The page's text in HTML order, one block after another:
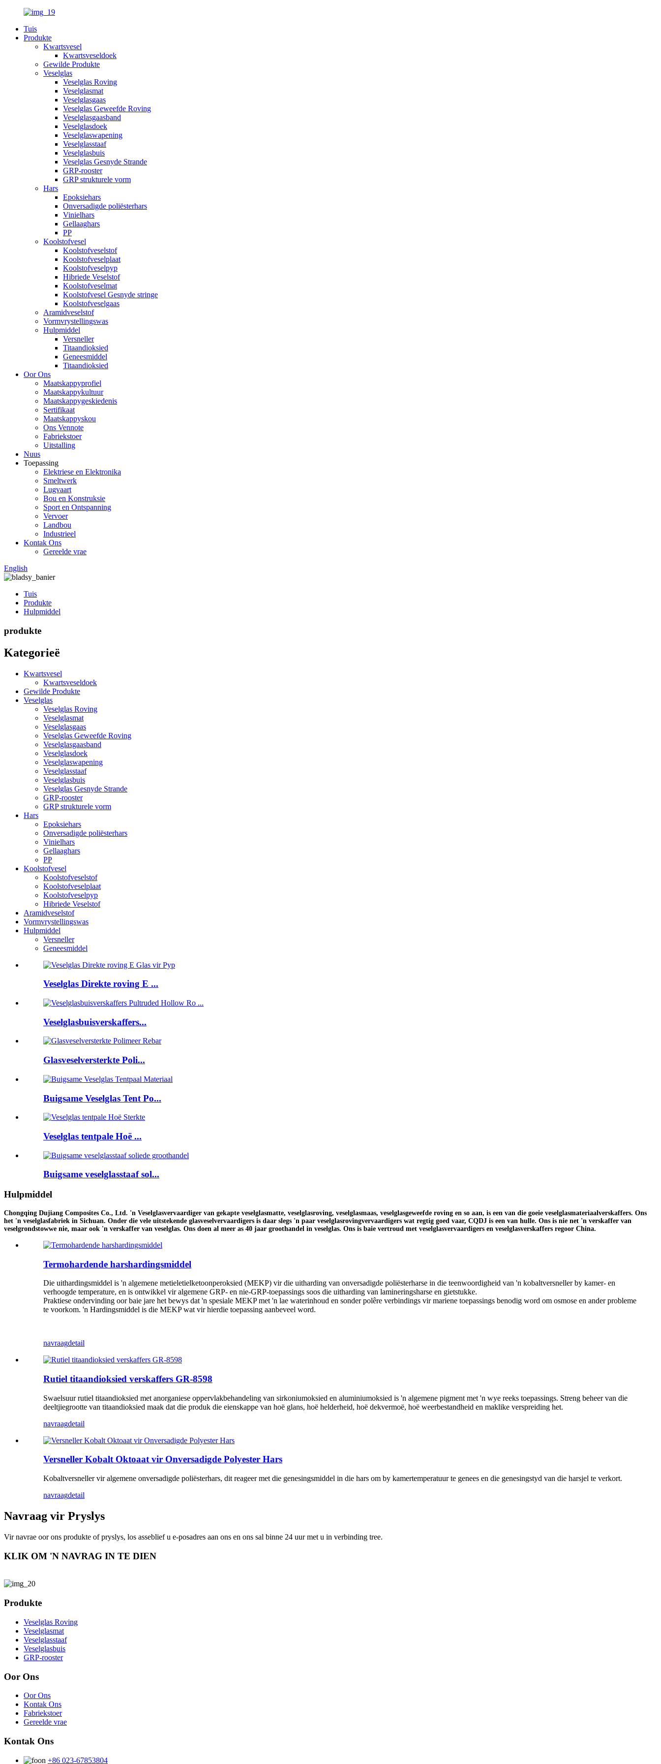
Tuis
Produkte
Kwartsvesel
Kwartsveseldoek
Gewilde Produkte
Veselglas
Veselglas Roving
Veselglasmat
Veselglasgaas
Veselglas Geweefde Roving
Veselglasgaasband
Veselglasdoek
Veselglaswapening
Veselglasstaaf
Veselglasbuis
Veselglas Gesnyde Strande
GRP-rooster
GRP strukturele vorm
Hars
Epoksiehars
Onversadigde poliësterhars
Vinielhars
Gellaaghars
PP
Koolstofvesel
Koolstofveselstof
Koolstofveselplaat
Koolstofveselpyp
Hibriede Veselstof
Koolstofveselmat
Koolstofvesel Gesnyde stringe
Koolstofveselgaas
Aramidveselstof
Vormvrystellingswas
Hulpmiddel
Versneller
Titaandioksied
Geneesmiddel
Titaandioksied
Oor Ons
Maatskappyprofiel
Maatskappykultuur
Maatskappygeskiedenis
Sertifikaat
Maatskappyskou
Ons Vennote
Fabriekstoer
Uitstalling
Nuus
Toepassing
Elektriese en Elektronika
Smeltwerk
Lugvaart
Bou en Konstruksie
Sport en Ontspanning
Vervoer
Landbou
Industrieel
Kontak Ons
Gereelde vrae
English
Tuis
Produkte
Hulpmiddel
produkte
Kategorieë
Kwartsvesel
Kwartsveseldoek
Gewilde Produkte
Veselglas
Veselglas Roving
Veselglasmat
Veselglasgaas
Veselglas Geweefde Roving
Veselglasgaasband
Veselglasdoek
Veselglaswapening
Veselglasstaaf
Veselglasbuis
Veselglas Gesnyde Strande
GRP-rooster
GRP strukturele vorm
Hars
Epoksiehars
Onversadigde poliësterhars
Vinielhars
Gellaaghars
PP
Koolstofvesel
Koolstofveselstof
Koolstofveselplaat
Koolstofveselpyp
Hibriede Veselstof
Aramidveselstof
Vormvrystellingswas
Hulpmiddel
Versneller
Geneesmiddel
Veselglas Direkte roving E ...
Veselglasbuisverskaffers...
Glasveselversterkte Poli...
Buigsame Veselglas Tent Po...
Veselglas tentpale Hoë ...
Buigsame veselglasstaaf sol...
Hulpmiddel
Chongqing Dujiang Composites Co., Ltd. 'n Veselglasvervaardiger van gekapte veselglasmatte, veselglasroving, veselglasmaas, veselglasgeweefde roving en so aan, is een van die goeie veselglasmateriaalverskaffers. Ons
het 'n veselglasfabriek in Sichuan. Onder die vele uitstekende glasveselvervaardigers is daar slegs 'n paar veselglasrovingvervaardigers wat regtig goed vaar, CQDJ is een van hulle. Ons is nie net 'n verskaffer van
veselgrondstowwe nie, maar ook 'n verskaffer van veselglas. Ons doen al meer as 40 jaar groothandel in veselglas. Ons is baie vertroud met veselglasvervaardigers en veselglasverskaffers regoor China.
Termohardende harshardingsmiddel
Die uithardingsmiddel is 'n algemene metieletielketoonperoksied (MEKP) vir die uitharding van onversadigde poliësterharse in die teenwoordigheid van 'n kobaltversneller by kamer- en
verhoogde temperature, en is ontwikkel vir algemene GRP- en nie-GRP-toepassings soos die uitharding van lamineringsharse en gietstukke.
Praktiese ondervinding oor baie jare het bewys dat 'n spesiale MEKP met 'n lae waterinhoud en sonder polêre verbindings vir mariene toepassings benodig word om osmose en ander probleme
te voorkom. 'n Hardingsmiddel is die MEKP wat vir hierdie toepassing aanbeveel word.
navraagdetail
Rutiel titaandioksied verskaffers GR-8598
Swaelsuur rutiel titaandioksied met anorganiese oppervlakbehandeling van sirkoniumoksied en aluminiumoksied is 'n algemene pigment met 'n wye reeks toepassings. Streng beheer van die
deeltjiegrootte van titaandioksied maak dat die produk die eienskappe van hoë glans, hoë helderheid, hoë dekvermoë, hoë weerbestandheid en maklike verspreiding het.
navraagdetail
Versneller Kobalt Oktoaat vir Onversadigde Polyester Hars
Kobaltversneller vir algemene onversadigde poliësterhars, dit reageer met die genesingsmiddel in die hars om by kamertemperatuur te genees en die genesingstyd van die harsjel te verkort.
navraagdetail
Navraag vir Pryslys
Vir navrae oor ons produkte of pryslys, los asseblief u e-posadres aan ons en ons sal binne 24 uur met u in verbinding tree.
KLIK OM 'N NAVRAG IN TE DIEN
Produkte
Veselglas Roving
Veselglasmat
Veselglasstaaf
Veselglasbuis
GRP-rooster
Oor Ons
Oor Ons
Kontak Ons
Fabriekstoer
Gereelde vrae
Kontak Ons
+86 023-67853804